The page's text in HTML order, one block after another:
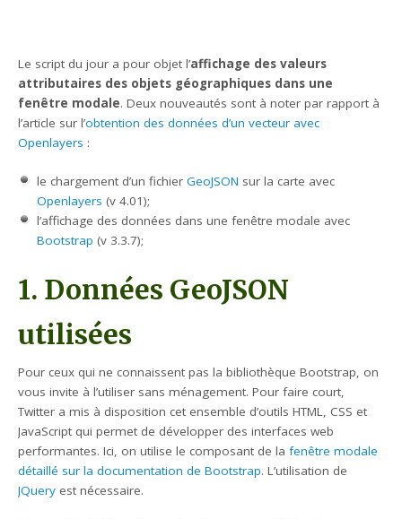
Le script du jour a pour objet l’affichage des valeurs
attributaires des objets géographiques dans une
fenêtre modale. Deux nouveautés sont à noter par rapport à
l’article sur l’obtention des données d’un vecteur avec
Openlayers :
le chargement d’un fichier GeoJSON sur la carte avec
Openlayers (v 4.01);
l’affichage des données dans une fenêtre modale avec
Bootstrap (v 3.3.7);
1. Données GeoJSON
utilisées
Pour ceux qui ne connaissent pas la bibliothèque Bootstrap, on
vous invite à l’utiliser sans ménagement. Pour faire court,
Twitter a mis à disposition cet ensemble d’outils HTML, CSS et
JavaScript qui permet de développer des interfaces web
performantes. Ici, on utilise le composant de lafenêtre modale
détaillé sur la documentation de Bootstrap. L’utilisation de
JQuery est nécessaire.